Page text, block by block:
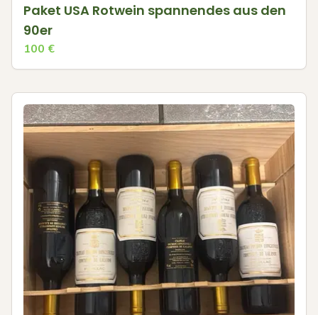
Paket USA Rotwein spannendes aus den
90er
100 €